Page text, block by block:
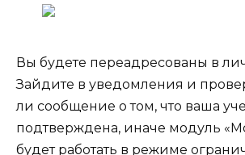
Вы будете переадресованы в
Зайдите в уведомления и
ли сообщение о том, что ваша
подтверждена, иначе модуль
будет работать в режиме